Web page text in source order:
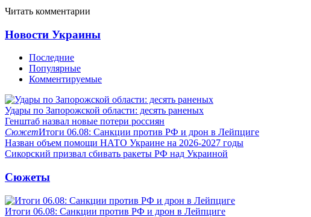
Читать комментарии
Новости Украины
Последние
Популярные
Комментируемые
Удары по Запорожской области: десять раненых
Генштаб назвал новые потери россиян
СюжетИтоги 06.08: Санкции против РФ и дрон в Лейпциге
Назван объем помощи НАТО Украине на 2026-2027 годы
Сикорский призвал сбивать ракеты РФ над Украиной
Сюжеты
Итоги 06.08: Санкции против РФ и дрон в Лейпциге